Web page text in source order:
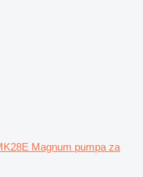
Magnum pumpa za